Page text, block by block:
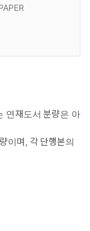
연재도서 분량은 아
이며, 각 단행본의